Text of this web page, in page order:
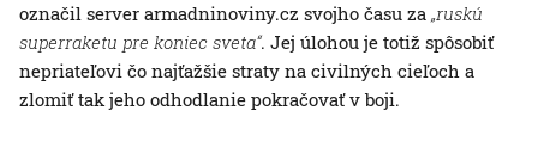
označil server armadninoviny.cz svojho času za „ruskú
superraketu pre koniec sveta“. Jej úlohou je totiž spôsobiť
nepriateľovi čo najťažšie straty na civilných cieľoch a
zlomiť tak jeho odhodlanie pokračovať v boji.